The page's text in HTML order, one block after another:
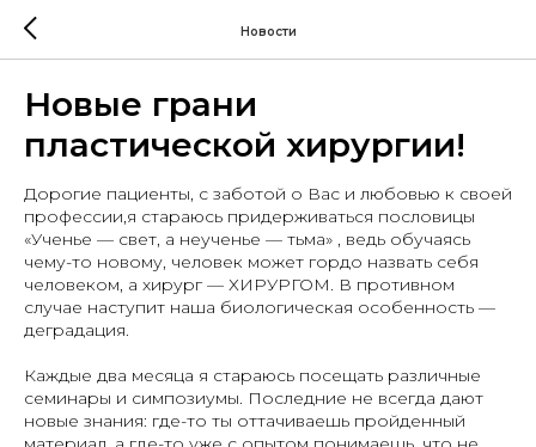
Новости
Новые грани
пластической хирургии!
Дорогие пациенты, с заботой о Вас и любовью к своей
профессии,я стараюсь придерживаться пословицы
«Ученье — свет, а неученье — тьма» , ведь обучаясь
чему-то новому, человек может гордо назвать себя
человеком, а хирург — ХИРУРГОМ. В противном
случае наступит наша биологическая особенность —
деградация.
Каждые два месяца я стараюсь посещать различные
семинары и симпозиумы. Последние не всегда дают
новые знания: где-то ты оттачиваешь пройденный